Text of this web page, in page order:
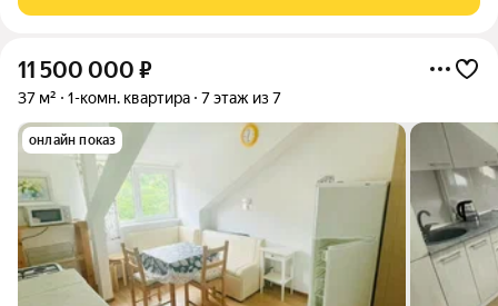
11 500 000 ₽
37 м² 1-комн. квартира 7 этаж из 7
онлайн показ